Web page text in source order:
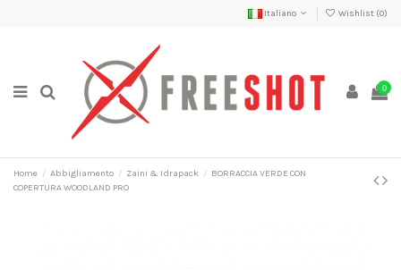
Italiano Wishlist (0)
0
Home Abbigliamento Zaini & Idrapack
BORRACCIA VERDE CON
COPERTURA WOODLAND PRO